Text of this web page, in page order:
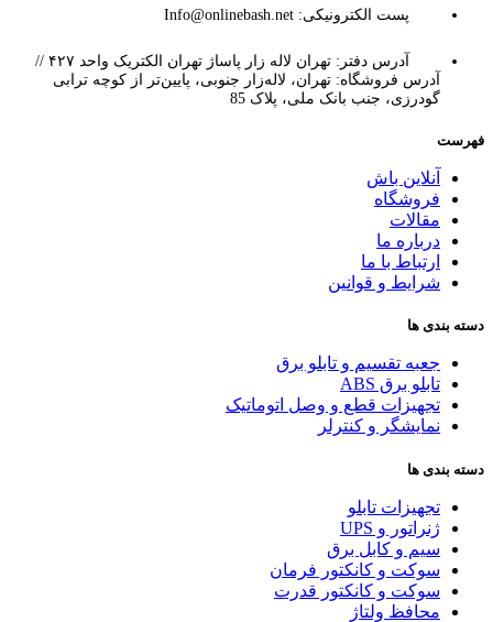
پست الکترونیکی: Info@onlinebash.net
آدرس دفتر: تهران لاله زار پاساژ تهران الکتریک واحد ۴۲۷ //
آدرس فروشگاه: تهران، لاله‌زار جنوبی، پایین‌تر از کوچه ترابی
گودرزی، جنب بانک ملی، پلاک 85
فهرست
آنلاین باش
فروشگاه
مقالات
درباره ما
ارتباط با ما
شرایط و قوانین
دسته بندی ها
جعبه تقسیم و تابلو برق
تابلو برق ABS
تجهیزات قطع و وصل اتوماتیک
نمایشگر و کنترلر
دسته بندی ها
تجهیزات تابلو
ژنراتور و UPS
سیم و کابل برق
سوکت و کانکتور فرمان
سوکت و کانکتور قدرت
محافظ ولتاژ